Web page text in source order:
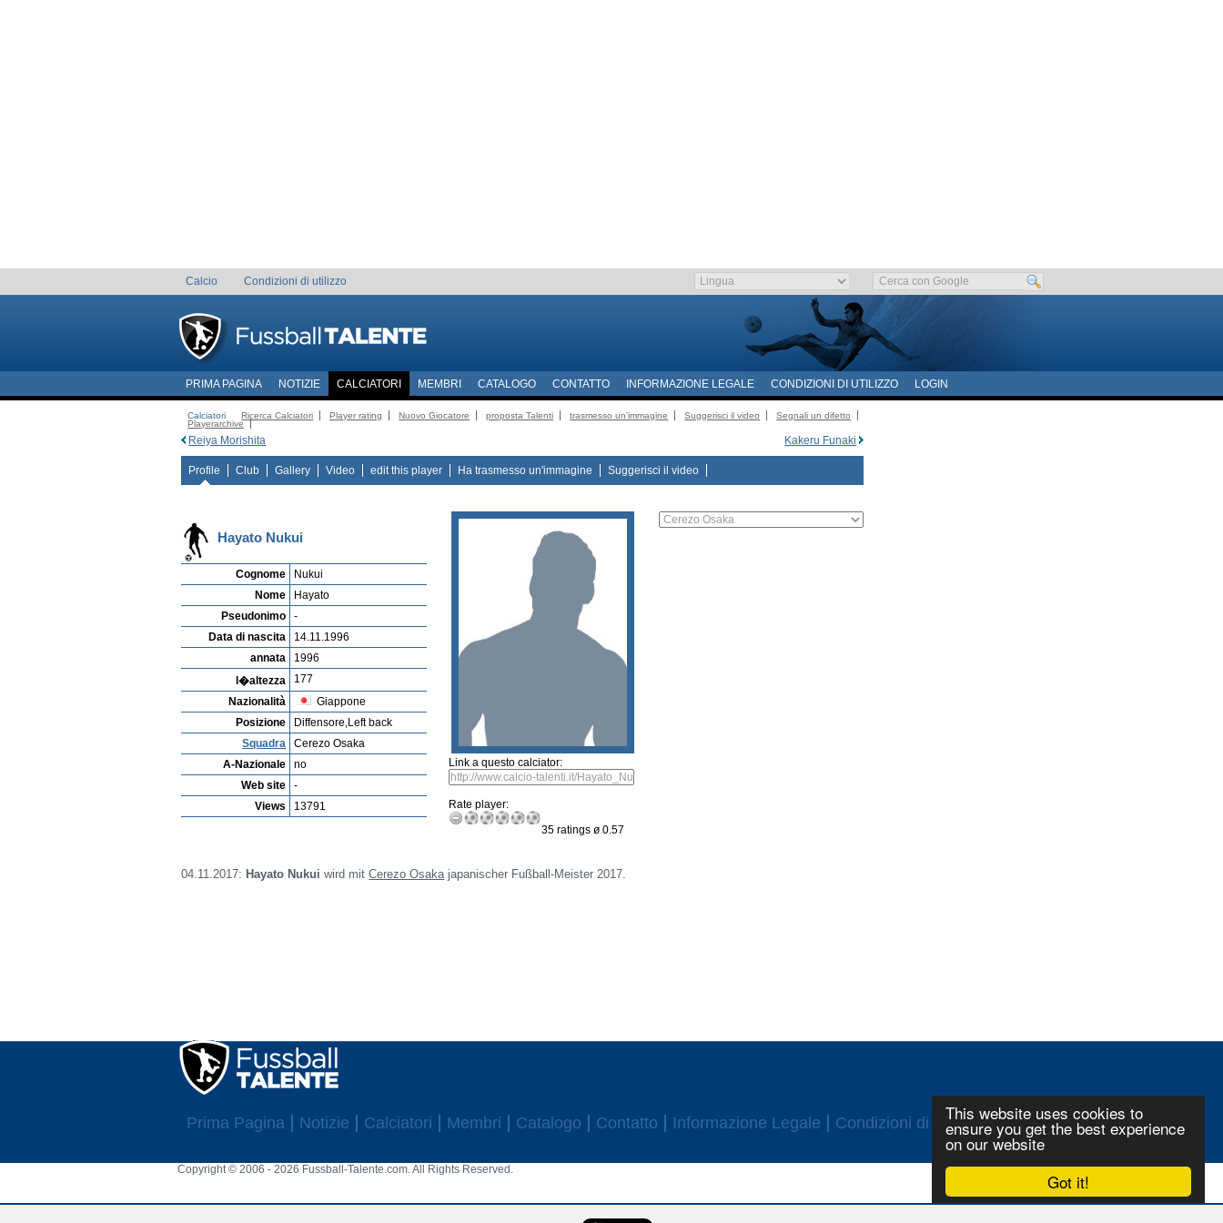
Got it!
This website uses cookies to
ensure you get the best experience
on our website
Calcio Condizioni di utilizzo
PRIMA PAGINA NOTIZIE CALCIATORI MEMBRI CATALOGO CONTATTO INFORMAZIONE LEGALE CONDIZIONI DI UTILIZZO LOGIN
Calciatori Ricerca Calciatori Player rating Nuovo Giocatore proposta Talenti trasmesso un'immagine Suggerisci il video
Segnali un difetto
Playerarchive
Kakeru Funaki
Reiya Morishita
Profile Club Gallery Video edit this player Ha trasmesso un'immagine Suggerisci il video
Hayato Nukui
Cognome
Nukui
Nome
Hayato
Pseudonimo
-
Data di nascita
14.11.1996
annata
1996
l�altezza
177
Nazionalità
Giappone
Posizione
Diffensore,Left back
Squadra
Cerezo Osaka
A-Nazionale
no
Web site
-
Views
13791
Link a questo calciator:
Rate player:
35 ratings ø 0.57
04.11.2017: Hayato Nukui wird mitCerezo Osakajapanischer Fußball-Meister 2017.
Prima Pagina Notizie Calciatori Membri Catalogo Contatto Informazione Legale Condizioni di utilizzo Login
Copyright © 2006 - 2026 Fussball-Talente.com. All Rights Reserved.